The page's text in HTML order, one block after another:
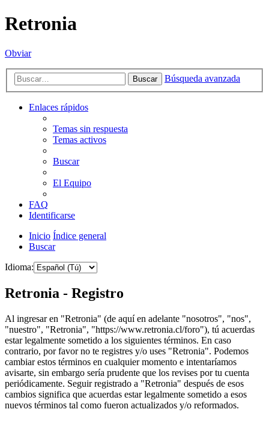
Retronia
Obviar
Buscar Búsqueda avanzada
Enlaces rápidos
Temas sin respuesta
Temas activos
Buscar
El Equipo
FAQ
Identificarse
Inicio Índice general
Buscar
Idioma:
Retronia - Registro
Al ingresar en "Retronia" (de aquí en adelante "nosotros", "nos",
"nuestro", "Retronia", "https://www.retronia.cl/foro"), tú acuerdas
estar legalmente sometido a los siguientes términos. En caso
contrario, por favor no te registres y/o uses "Retronia". Podemos
cambiar estos términos en cualquier momento e intentaríamos
avisarte, sin embargo sería prudente que los revises por tu cuenta
periódicamente. Seguir registrado a "Retronia" después de esos
cambios significa que acuerdas estar legalmente sometido a esos
nuevos términos tal como fueron actualizados y/o reformados.